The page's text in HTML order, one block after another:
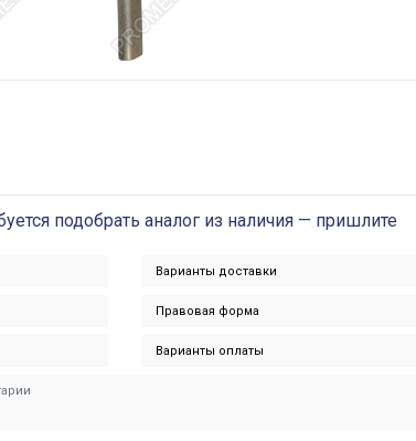
подобрать аналог из наличия — пришлите